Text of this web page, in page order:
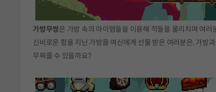
가방무쌍은 가방 속의 아이템들을 이용해 적들을 물리치며 여러
신비로운 힘을 지닌 가방을 여신에게 선물 받은 여러분은, 가방
무찌를 수 있을까요?